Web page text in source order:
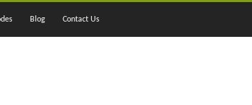
Blog Contact Us